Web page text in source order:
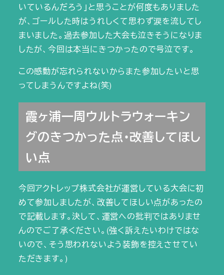
いているんだろう」と思うことが何度もありました
が、ゴールした時はうれしくて思わず涙を流してし
まいました。過去参加した大会も泣きそうになりま
したが、今回は本当にきつかったので号泣です。
この感動が忘れられないからまた参加したいと思
ってしまうんですよね(笑)
霞ヶ浦一周ウルトラウォーキン
グのきつかった点・改善してほし
い点
今回アクトレップ株式会社が運営している大会に初
めて参加しましたが、改善してほしい点があったの
で記載します。決して、運営への批判ではありませ
んのでご了承ください。(強く訴えたいわけではな
いので、そう思われないよう装飾を控えさせてい
ただきます。)